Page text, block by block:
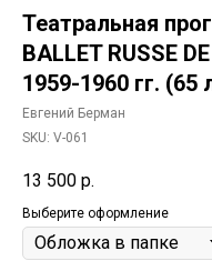
Театральная
BALLET RUSSE
1959-1960 гг. (65
Евгений Берман
SKU: V-061
13 500 р.
Выберите оформление